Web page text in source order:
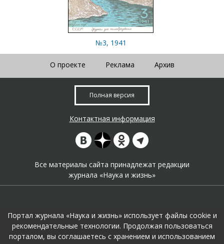
№3, 1941
О проекте Реклама Архив
Полная версия
Контактная информация
Все материалы сайта принадлежат редакции
журнала «Наука и жизнь»
Портал журнала «Наука и жизнь» использует файлы cookie и
рекомендательные технологии. Продолжая пользоваться
порталом, вы соглашаетесь с хранением и использованием